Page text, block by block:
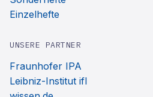
Einzelhefte
UNSERE PARTNER
Fraunhofer IPA
Leibniz-Institut ifl